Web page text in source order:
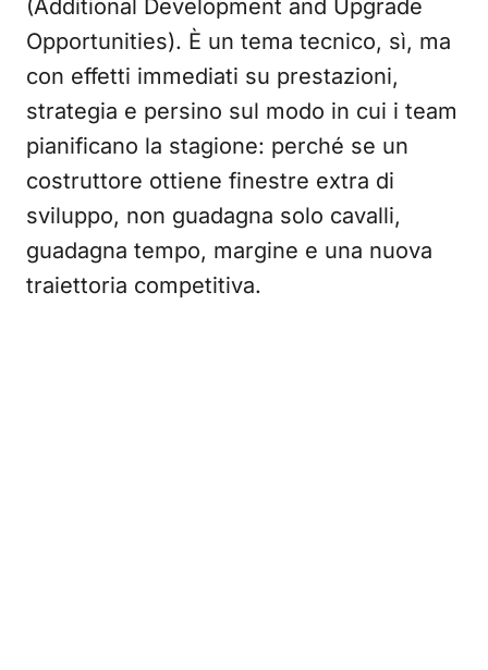
(Additional Development and Upgrade
Opportunities). È un tema tecnico, sì, ma
con effetti immediati su prestazioni,
strategia e persino sul modo in cui i team
pianificano la stagione: perché se un
costruttore ottiene finestre extra di
sviluppo, non guadagna solo cavalli,
guadagna tempo, margine e una nuova
traiettoria competitiva.